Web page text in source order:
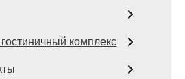
комплекс